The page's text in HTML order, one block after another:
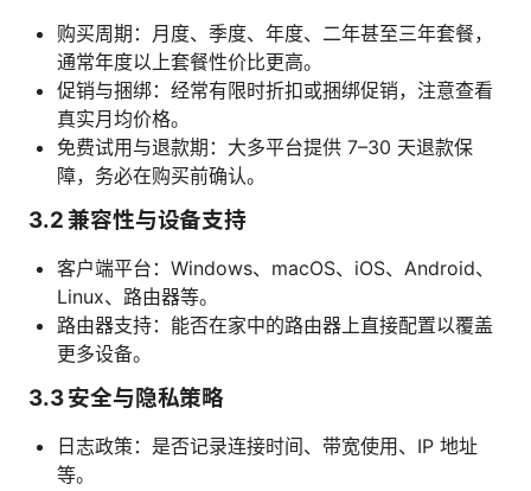
购买周期：月度、季度、年度、二年甚至三年套餐，
通常年度以上套餐性价比更高。
促销与捆绑：经常有限时折扣或捆绑促销，注意查看
真实月均价格。
免费试用与退款期：大多平台提供 7–30 天退款保
障，务必在购买前确认。
3.2 兼容性与设备支持
客户端平台：Windows、macOS、iOS、Android、
Linux、路由器等。
路由器支持：能否在家中的路由器上直接配置以覆盖
更多设备。
3.3 安全与隐私策略
日志政策：是否记录连接时间、带宽使用、IP 地址
等。